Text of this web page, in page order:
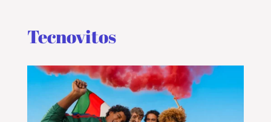
Tecnovitos